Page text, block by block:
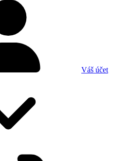
Váš účet